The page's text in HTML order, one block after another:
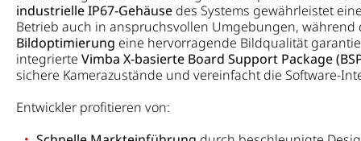
industrielle IP67-Gehäuse des Systems gewährleistet
Betrieb auch in anspruchsvollen Umgebungen,
Bildoptimierung eine hervorragende Bildqualität
integrierte Vimba X-basierte Board Support Package
sichere Kamerazustände und vereinfacht die Software-
Entwickler profitieren von: